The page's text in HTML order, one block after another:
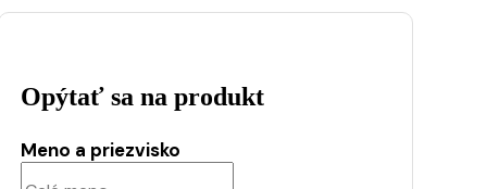
Opýtať sa na produkt
Meno a priezvisko